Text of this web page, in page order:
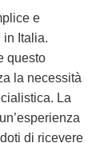
e
in Italia.
questo
la necessità
La
di ricevere